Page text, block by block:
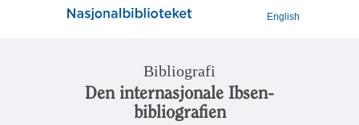
English
Bibliografi
Den internasjonale Ibsen-
bibliografien